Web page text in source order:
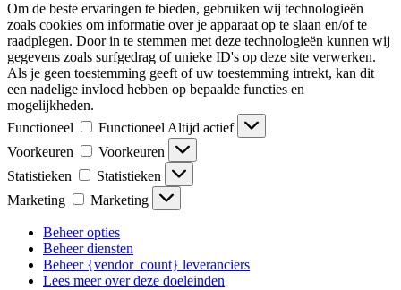
Om de beste ervaringen te bieden, gebruiken wij technologieën
zoals cookies om informatie over je apparaat op te slaan en/of te
raadplegen. Door in te stemmen met deze technologieën kunnen wij
gegevens zoals surfgedrag of unieke ID's op deze site verwerken.
Als je geen toestemming geeft of uw toestemming intrekt, kan dit
een nadelige invloed hebben op bepaalde functies en
mogelijkheden.
Functioneel
FunctioneelAltijd actief
Voorkeuren
Voorkeuren
Statistieken
Statistieken
Marketing
Marketing
Beheer opties
Beheer diensten
Beheer {vendor_count} leveranciers
Lees meer over deze doeleinden